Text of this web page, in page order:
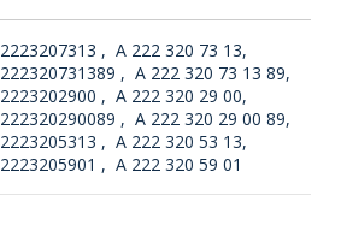
2223207313 , A 222 320 73 13,
222320731389 , A 222 320 73 13 89,
2223202900 , A 222 320 29 00,
222320290089 , A 222 320 29 00 89,
2223205313 , A 222 320 53 13,
2223205901 , A 222 320 59 01